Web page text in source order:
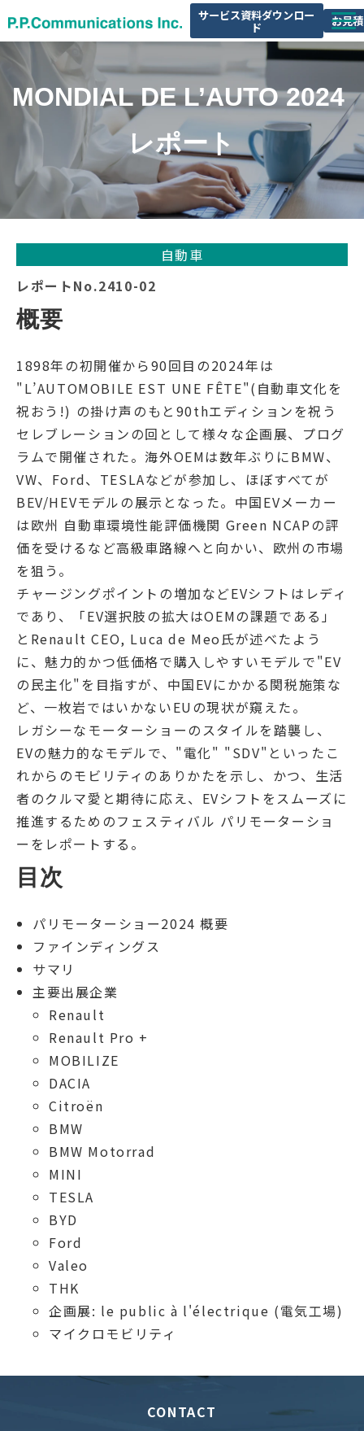
サービス資料ダウンロー
ド お見
レポート
セミナー情報
会社概要
MONDIAL DE L’AUTO 2024
レポート
自動車
レポートNo.2410-02
概要
1898年の初開催から90回目の2024年は
"L’AUTOMOBILE EST UNE FÊTE"(自動車文化を
祝おう!) の掛け声のもと90thエディションを祝う
セレブレーションの回として様々な企画展、プログ
ラムで開催された。海外OEMは数年ぶりにBMW、
VW、Ford、TESLAなどが参加し、ほぼすべてが
BEV/HEVモデルの展示となった。中国EVメーカー
は欧州 自動車環境性能評価機関 Green NCAPの評
価を受けるなど高級車路線へと向かい、欧州の市場
を狙う。
チャージングポイントの増加などEVシフトはレディ
であり、「EV選択肢の拡大はOEMの課題である」
とRenault CEO, Luca de Meo氏が述べたよう
に、魅力的かつ低価格で購入しやすいモデルで"EV
の民主化"を目指すが、中国EVにかかる関税施策な
ど、一枚岩ではいかないEUの現状が窺えた。
レガシーなモーターショーのスタイルを踏襲し、
EVの魅力的なモデルで、"電化" "SDV"といったこ
れからのモビリティのありかたを示し、かつ、生活
者のクルマ愛と期待に応え、EVシフトをスムーズに
推進するためのフェスティバル パリモーターショ
ーをレポートする。
目次
パリモーターショー2024 概要
ファインディングス
サマリ
主要出展企業
Renault
Renault Pro +
MOBILIZE
DACIA
Citroën
BMW
BMW Motorrad
MINI
TESLA
BYD
Ford
Valeo
THK
企画展: le public à l'électrique (電気工場)
マイクロモビリティ
CONTACT